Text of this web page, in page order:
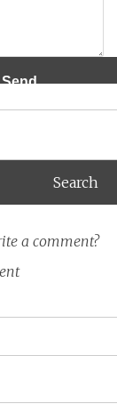
a comment?